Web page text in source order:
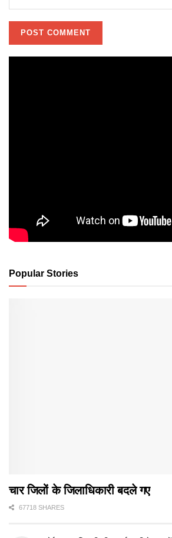
Popular Stories
चार जिलों के जिलाधिकारी बदले गए
67718 SHARES